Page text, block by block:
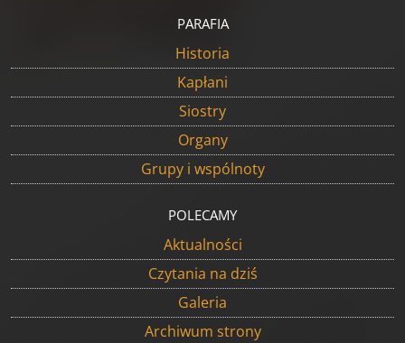
PARAFIA
Historia
Kapłani
Siostry
Organy
Grupy i wspólnoty
POLECAMY
Aktualności
Czytania na dziś
Galeria
Archiwum strony